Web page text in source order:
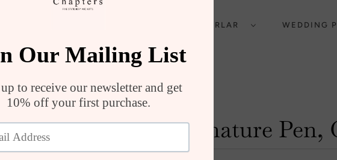
ÇANTA VE AKSESUARLAR WEDDING
BABY COLLECTION SALE
Signature Pen,